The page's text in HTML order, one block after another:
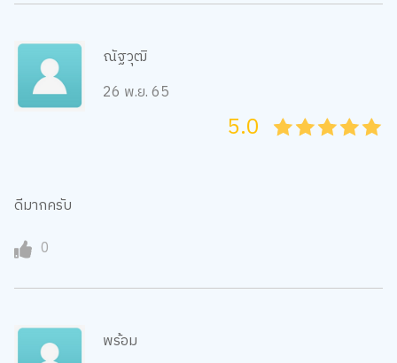
ณัฐวุฒิ
26 พ.ย. 65
45
4
35
3
25
2
15
1
05
5.0
ดีมากครับ
0
พร้อม